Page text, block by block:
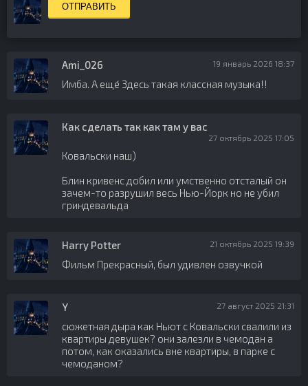
ОТПРАВИТЬ
Ami_026 19 январь 2026 18:37
Имба. А еще́ 3десь такая классная музыка!!
Как сделать так как там у вас
27 октябрь 2025 17:05
Ковальски наш)
Блин кривенс добил или умственно отсталый он
зачем-то разрушил весь Нью-Йорк но не убил
гриндевальда
Harry Potter 21 октябрь 2025 19:39
Фильм Прекрасный, был удивлен озвучкой
Y 27 август 2025 21:31
сюжетная дыра как Ньют с Ковальски свалили из
квартиры девушек? они залезли в чемодан а
потом, как оказались вне квартиры, в парке с
чемоданом?